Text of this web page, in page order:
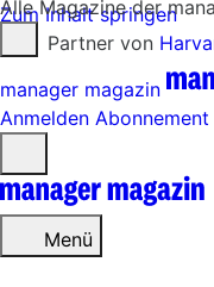
Zum Inhalt springen
Partner von
manager magazin
Anmelden Abonnement
öffnen
Menü
Alle Magazine der